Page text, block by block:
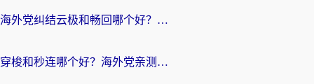
海外党纠结云极和畅回哪个好？一篇讲透回国加速器怎么选（附避坑指南）
穿梭和秒连哪个好？海外党亲测3款回国加速器，教你在国外正常浏览国内网站